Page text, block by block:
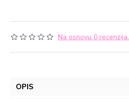
Na osnovu 0 recenzija.
OPIS